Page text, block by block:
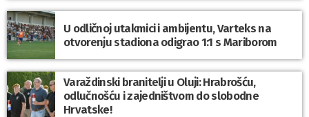
U odličnoj utakmici i ambijentu, Varteks na
otvorenju stadiona odigrao 1:1 s Mariborom
Varaždinski branitelji u Oluji: Hrabrošću,
odlučnošću i zajedništvom do slobodne
Hrvatske!